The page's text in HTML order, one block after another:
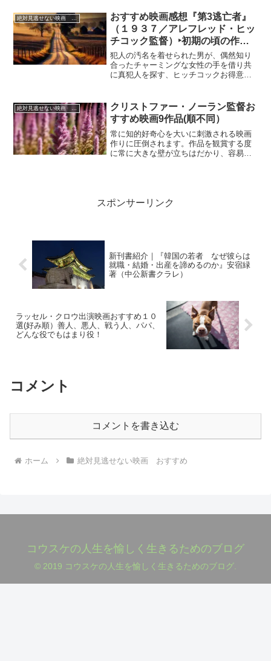
互いを慈しみ、力を合わせ、作物を育
て、質素な家を作り、慎ましくも日々を
力の限り懸命に生きますが、自然の猛威
や変わりゆく時代の波にさらされ、そん
な幸運な日々は永続きはしませんでし
た……。
絶対見逃せない映画 おすすめ
おすすめ映画感想『第3逃亡者』
（１９３７／アレフレッド・ヒッ
チコック監督）‣初期の頃の作
品、ハッピーエンド！
犯人の汚名を着せられた男が、偶然知り
合ったチャーミングな女性の手を借り共
に真犯人を探す、ヒッチコックお得意の
『ロウソクのために一シリングを』を映
画化した作品です。
絶対見逃せない映画 おすすめ
クリストファー・ノーラン監督お
すすめ映画9作品(順不同）
常に知的好奇心を大いに刺激される映画
作りに圧倒されます。作品を観賞する度
に常に大きな壁が立ちはだかり、容易に
逆転など監督の頭の中は一体全体どうな
っているのでしょうか？
スポンサーリンク
新刊書紹介｜『韓国の若者 なぜ彼らは
就職・結婚・出産を諦めるのか』安宿緑
著（中公新書クラレ）
ラッセル・クロウ出演映画おすすめ１０
選(好み順）善人、悪人、戦う人、パパ、
どんな役でもはまり役！
コメント
コメントを書き込む
ホーム 絶対見逃せない映画 おすすめ
コウスケの人生を愉しく生きるためのブログ
© 2019 コウスケの人生を愉しく生きるためのブログ.